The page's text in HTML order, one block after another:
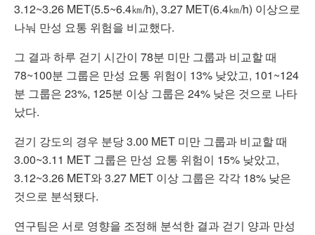
3.12~3.26 MET(5.5~6.4㎞/h), 3.27 MET(6.4㎞/h) 이상으로
나눠 만성 요통 위험을 비교했다.
그 결과 하루 걷기 시간이 78분 미만 그룹과 비교할 때
78~100분 그룹은 만성 요통 위험이 13% 낮았고, 101~124
분 그룹은 23%, 125분 이상 그룹은 24% 낮은 것으로 나타
났다.
걷기 강도의 경우 분당 3.00 MET 미만 그룹과 비교할 때
3.00~3.11 MET 그룹은 만성 요통 위험이 15% 낮았고,
3.12~3.26 MET와 3.27 MET 이상 그룹은 각각 18% 낮은
것으로 분석됐다.
연구팀은 서로 영향을 조정해 분석한 결과 걷기 양과 만성